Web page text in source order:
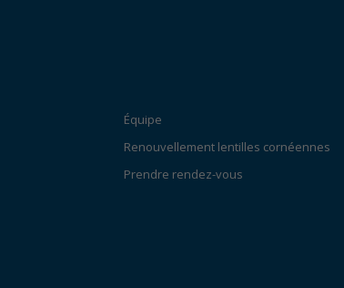
Équipe
Renouvellement lentilles cornéennes
Prendre rendez-vous